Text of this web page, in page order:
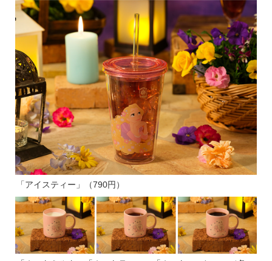
「アイスティー」（790円）